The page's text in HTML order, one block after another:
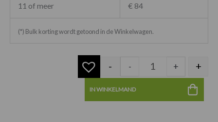
11 of meer € 84
(*) Bulk korting wordt getoond in de Winkelwagen.
- - + +
IN WINKELMAND